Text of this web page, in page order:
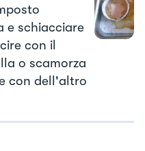
e schiacciare
con il
o scamorza
con dell'altro